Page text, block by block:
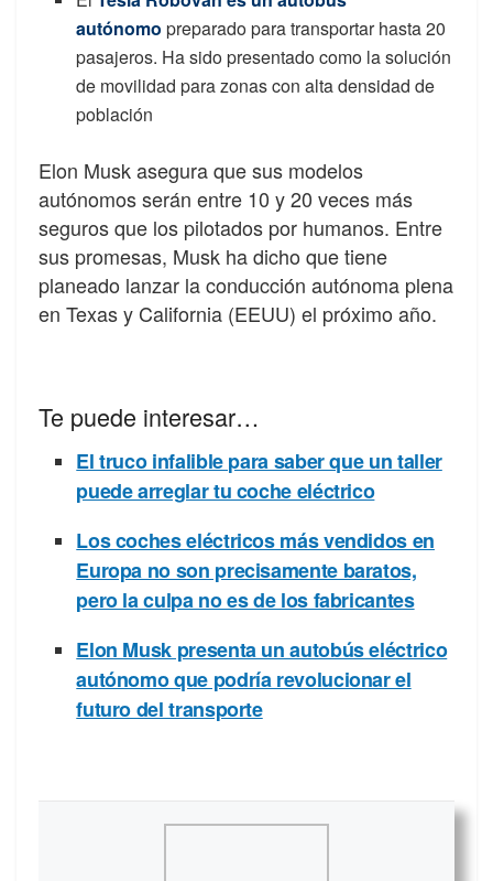
autónomo preparado para transportar hasta 20
pasajeros. Ha sido presentado como la solución
de movilidad para zonas con alta densidad de
población
Elon Musk asegura que sus modelos
autónomos serán entre 10 y 20 veces más
seguros que los pilotados por humanos. Entre
sus promesas, Musk ha dicho que tiene
planeado lanzar la conducción autónoma plena
en Texas y California (EEUU) el próximo año.
Te puede interesar…
El truco infalible para saber que un taller
puede arreglar tu coche eléctrico
Los coches eléctricos más vendidos en
Europa no son precisamente baratos,
pero la culpa no es de los fabricantes
Elon Musk presenta un autobús eléctrico
autónomo que podría revolucionar el
futuro del transporte